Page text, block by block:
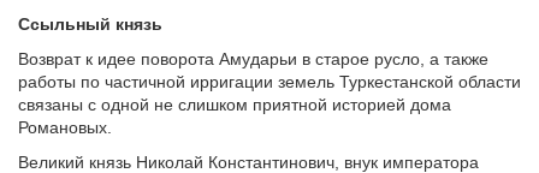
Ссыльный князь
Возврат к идее поворота Амударьи в старое русло, а также
работы по частичной ирригации земель Туркестанской области
связаны с одной не слишком приятной историей дома
Романовых.
Великий князь Николай Константинович, внук императора